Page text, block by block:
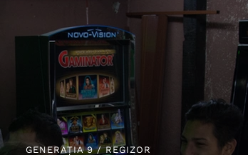
GENERAȚIA 9/REGIZOR